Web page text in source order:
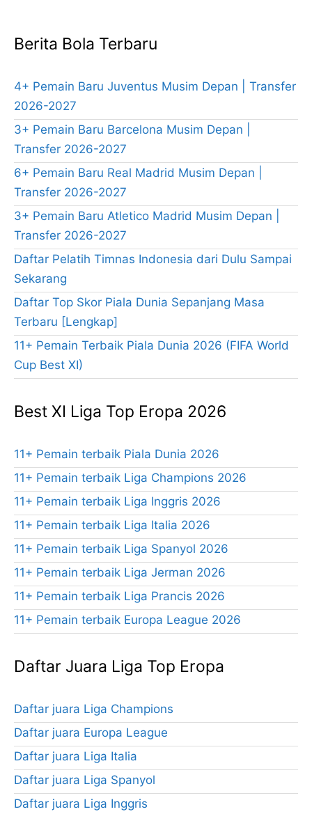
Berita Bola Terbaru
4+ Pemain Baru Juventus Musim Depan | Transfer
2026-2027
3+ Pemain Baru Barcelona Musim Depan |
Transfer 2026-2027
6+ Pemain Baru Real Madrid Musim Depan |
Transfer 2026-2027
3+ Pemain Baru Atletico Madrid Musim Depan |
Transfer 2026-2027
Daftar Pelatih Timnas Indonesia dari Dulu Sampai
Sekarang
Daftar Top Skor Piala Dunia Sepanjang Masa
Terbaru [Lengkap]
11+ Pemain Terbaik Piala Dunia 2026 (FIFA World
Cup Best XI)
Best XI Liga Top Eropa 2026
11+ Pemain terbaik Piala Dunia 2026
11+ Pemain terbaik Liga Champions 2026
11+ Pemain terbaik Liga Inggris 2026
11+ Pemain terbaik Liga Italia 2026
11+ Pemain terbaik Liga Spanyol 2026
11+ Pemain terbaik Liga Jerman 2026
11+ Pemain terbaik Liga Prancis 2026
11+ Pemain terbaik Europa League 2026
Daftar Juara Liga Top Eropa
Daftar juara Liga Champions
Daftar juara Europa League
Daftar juara Liga Italia
Daftar juara Liga Spanyol
Daftar juara Liga Inggris